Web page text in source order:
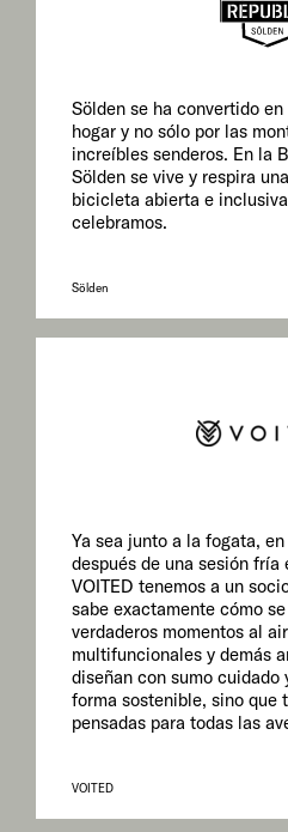
Sölden se ha convertido
hogar y no sólo por las
increíbles senderos. En la
Sölden se vive y respira
bicicleta abierta e
celebramos.
Sölden
Ya sea junto a la fogata,
después de una sesión fría
VOITED tenemos a un
sabe exactamente cómo
verdaderos momentos al
multifuncionales y demás
diseñan con sumo cuidado
forma sostenible, sino que
pensadas para todas las
VOITED